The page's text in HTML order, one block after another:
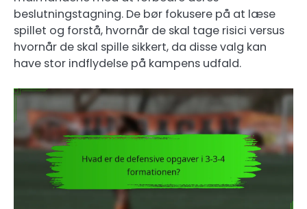
beslutningstagning. De bør fokusere på at læse
spillet og forstå, hvornår de skal tage risici versus
hvornår de skal spille sikkert, da disse valg kan
have stor indflydelse på kampens udfald.